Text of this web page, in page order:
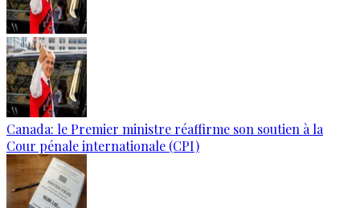
Canada: le Premier ministre réaffirme son soutien à la
Cour pénale internationale (CPI)